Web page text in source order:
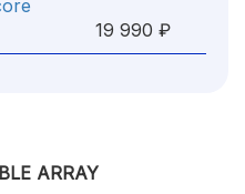
19 990 ₽
ARRAY